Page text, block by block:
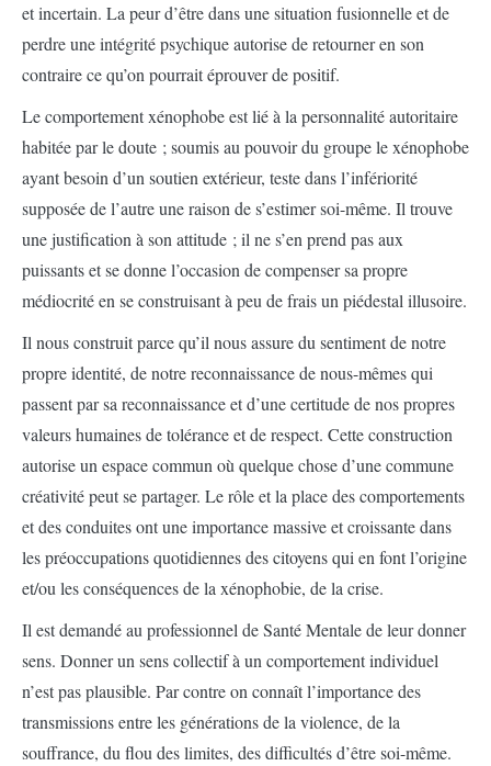
et incertain. La peur d’être dans une situation fusionnelle et de
perdre une intégrité psychique autorise de retourner en son
contraire ce qu’on pourrait éprouver de positif.
Le comportement xénophobe est lié à la personnalité autoritaire
habitée par le doute ; soumis au pouvoir du groupe le xénophobe
ayant besoin d’un soutien extérieur, teste dans l’infériorité
supposée de l’autre une raison de s’estimer soi-même. Il trouve
une justification à son attitude ; il ne s’en prend pas aux
puissants et se donne l’occasion de compenser sa propre
médiocrité en se construisant à peu de frais un piédestal illusoire.
Il nous construit parce qu’il nous assure du sentiment de notre
propre identité, de notre reconnaissance de nous-mêmes qui
passent par sa reconnaissance et d’une certitude de nos propres
valeurs humaines de tolérance et de respect. Cette construction
autorise un espace commun où quelque chose d’une commune
créativité peut se partager. Le rôle et la place des comportements
et des conduites ont une importance massive et croissante dans
les préoccupations quotidiennes des citoyens qui en font l’origine
et/ou les conséquences de la xénophobie, de la crise.
Il est demandé au professionnel de Santé Mentale de leur donner
sens. Donner un sens collectif à un comportement individuel
n’est pas plausible. Par contre on connaît l’importance des
transmissions entre les générations de la violence, de la
souffrance, du flou des limites, des difficultés d’être soi-même.